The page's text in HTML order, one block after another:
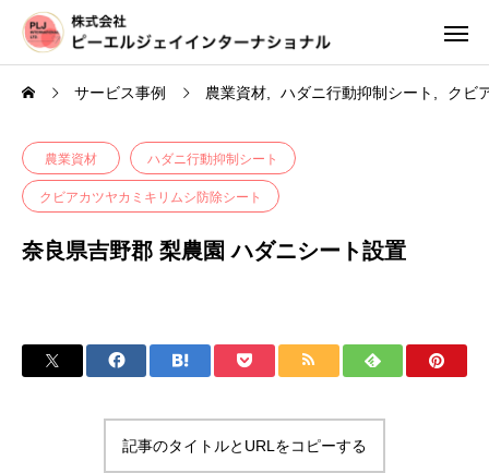
サービス事例 農業資材 ハダニ行動抑制シート クビ
農業資材 ハダニ行動抑制シート
クビアカツヤカミキリムシ防除シート
奈良県吉野郡 梨農園 ハダニシート設置
記事のタイトルとURLをコピーする